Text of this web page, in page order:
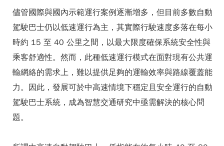
儘管國際與國內示範運行案例逐漸增多，但目前多數自動
駕駛巴士仍以低速運行為主，其實際行駛速度多落在每小
時約 15 至 40 公里之間，以最大限度確保系統安全性與
乘客舒適性。然而，此種低速運行模式在面對現有公共運
輸網絡的需求上，難以提供足夠的運輸效率與路線覆蓋能
力。因此，發展可於中高速情境下穩定且安全運行的自動
駕駛巴士系統，成為智慧交通研究中亟需解決的核心問
題。